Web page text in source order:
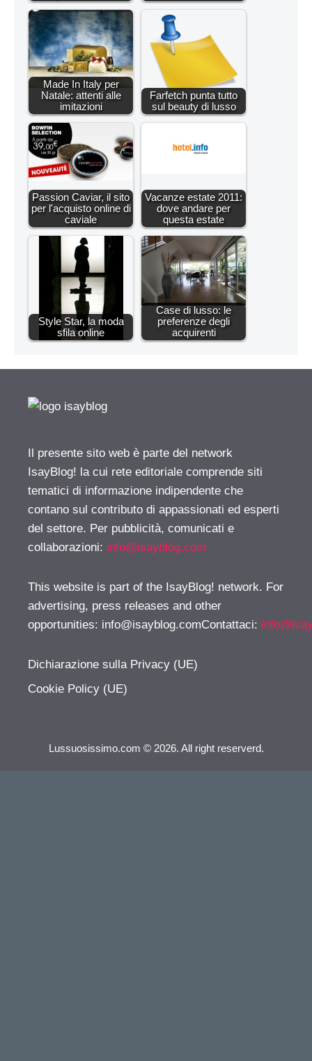
Made In Italy per
Natale: attenti alle
imitazioni
Farfetch punta tutto
sul beauty di lusso
Passion Caviar, il sito
per l'acquisto online di
caviale
Vacanze estate 2011:
dove andare per
questa estate
Style Star, la moda
sfila online
Case di lusso: le
preferenze degli
acquirenti
Il presente sito web è parte del network
IsayBlog! la cui rete editoriale comprende siti
tematici di informazione indipendente che
contano sul contributo di appassionati ed esperti
del settore. Per pubblicità, comunicati e
collaborazioni: info@isayblog.com
This website is part of the IsayBlog! network. For
advertising, press releases and other
opportunities: info@isayblog.comContattaci:
Dichiarazione sulla Privacy (UE)
Cookie Policy (UE)
Lussuosissimo.com © 2026. All right reserverd.